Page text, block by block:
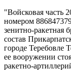
"Войсковая часть
номером
зенитно-ракетная
состав
городе Теребовле
ее вооружении
ракетно-